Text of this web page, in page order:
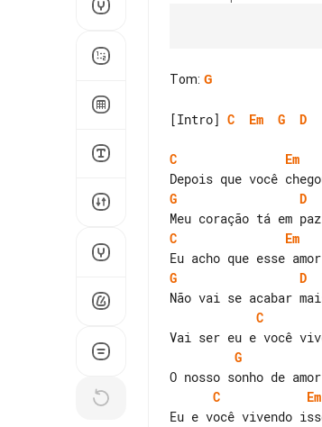
Tom: G
[Intro] C Em G D
C
Em
G
D
C
Em
G
D
C
G
C
Em